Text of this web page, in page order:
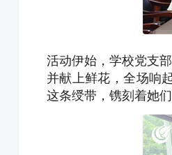
活动伊始，学校党支
并献上鲜花，全场响
这条绶带，镌刻着她